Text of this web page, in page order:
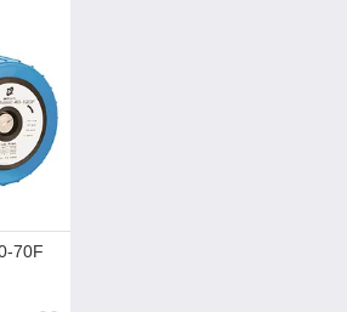
70F